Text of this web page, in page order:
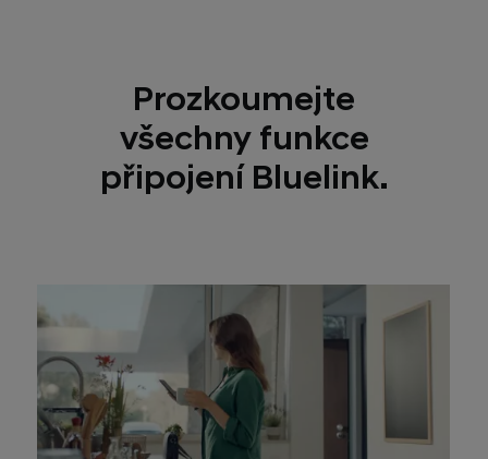
Prozkoumejte
všechny funkce
připojení Bluelink.